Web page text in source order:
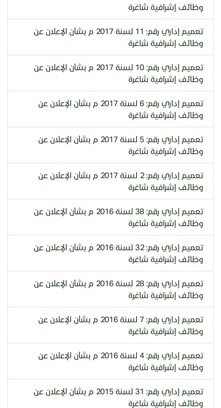
وظائف إشرافية شاغرة
تعميم إداري رقم: 11 لسنة 2017 م بشأن الإعلان عن
وظائف إشرافية شاغرة
تعميم إداري رقم: 10 لسنة 2017 م بشأن الإعلان عن
وظائف إشرافية شاغرة
تعميم إداري رقم: 6 لسنة 2017 م بشأن الإعلان عن
وظائف إشرافية شاغرة
تعميم إداري رقم: 5 لسنة 2017 م بشأن الإعلان عن
وظائف إشرافية شاغرة
تعميم إداري رقم: 2 لسنة 2017 م بشأن الإعلان عن
وظائف إشرافية شاغرة
تعميم إداري رقم: 38 لسنة 2016 م بشأن الإعلان عن
وظائف إشرافية شاغرة
تعميم إداري رقم: 32 لسنة 2016 م بشأن الإعلان عن
وظائف إشرافية شاغرة
تعميم إداري رقم: 28 لسنة 2016 م بشأن الإعلان عن
وظائف إشرافية شاغرة
تعميم إداري رقم: 7 لسنة 2016 م بشأن الإعلان عن
وظائف إشرافية شاغرة
تعميم إداري رقم: 4 لسنة 2016 م بشأن الإعلان عن
وظائف إشرافية شاغرة
تعميم إداري رقم: 31 لسنة 2015 م بشأن الإعلان عن
وظائف إشرافية شاغرة